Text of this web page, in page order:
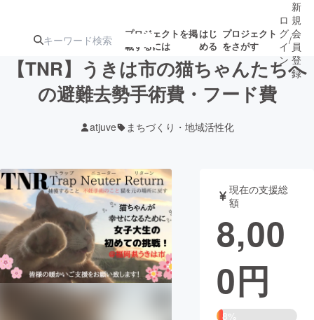
プロジェクトを掲
載するには
はじ
める
プロジェクト
をさがす
ターン
ジェクト
募集終了が近いプ
ロジェクト
アート・写真 音楽
テクノロジー・ガジェット ゲーム・サ
映像・映画 書籍・雑誌
ビジネス・起業 チャレンジ
ロ
グ
イ
ン
/
新
規
会
員
登
録
【TNR】うきは市の猫ちゃんたちへ
の避難去勢手術費・フード費
atjuve まちづくり・地域活性化
現在の支援総
額
8,00
0円
8%